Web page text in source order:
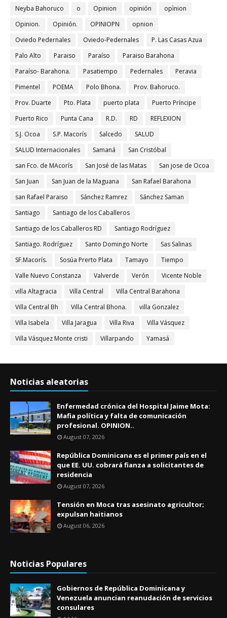
Neyba Bahoruco
o Opinion opinión
opìnion
Opinion.
Opinión. OPINIOPN
opnion
Oviedo Pedernales
Oviedo-Pedernales
P. Las Casas Azua
Palo Alto
Paraiso Paraíso
Paraiso Barahona
Paraíso- Barahona.
Pasatiempo Pedernales
Peravia
Pimentel
POEMA Polo Bhona.
Prov. Bahoruco.
Prov. Duarte
Pto. Plata puerto plata
Puerto Príncipe
Puerto Rico
Punta Cana R.D. RD
REFLEXION
S.J. Ocoa
S.P. Macorís Salcedo
SALUD
SALUD Internacionales
Samaná
San Cristóbal
san Fco. de MAcorís
San José de las Matas
San jose de Ocoa
San Juan
San Juan de la Maguana
San Rafael Barahona
san Rafael Paraiso
Sánchez Ramrez
Sánchez Saman
Santiago
Santiago de los Caballeros
Santiago de los Caballeros RD
Santiago Rodríguez
Santiago. Rodríguez
Santo Domingo Norte
Sas Salinas
SF.Macorís.
Sosúa Prerto Plata Tamayo
Tiempo
Valle Nuevo Constanza
Valverde Verón
Vicente Noble
villa Altagracia
Villa Central
Villa Central Barahona
Villa Central Bh
Villa Central Bhona.
villa Gonzalez
Villa Isabela
Villa Jaragua Villa Riva
Villa Vásquez
Villa Vásquez Monte cristi
Villarpando Yamasá
Noticias aleatorias
Enfermedad crónica del Hospital Jaime Mota:
Mafia política y falta de comunicación
profesional. OPINION..
August 07, 2026
República Dominicana es el primer país en el
que EE. UU. cobrará fianza a solicitantes de
residencia
August 07, 2026
Tensión en Moca tras asesinato agricultor;
expulsan haitianos
August 06, 2026
Noticias Populares
Gobiernos de República Dominicana y
Venezuela anuncian reanudación de servicios
consulares